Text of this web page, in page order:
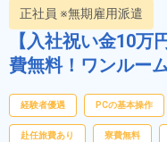
正社員 ※無期雇用派遣
【入社祝い金10
費無料！ワンルー
経験者優遇 PCの基本操作
赴任旅費あり 寮費無料